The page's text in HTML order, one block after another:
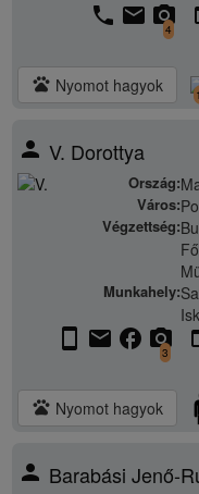
phone email camera_alt
4
pets Nyomot hagyok
person V. Dorottya
Ország:
Város:
Végzettség:
Munkahely:
stay_current_portrait email facebook camera_alt
3
pets Nyomot hagyok
person Barabási Jenő-